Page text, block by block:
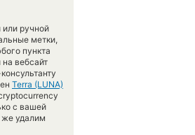
ручной
метки,
пункта
вебсайт
Terra (LUNA)
с вашей
удалим